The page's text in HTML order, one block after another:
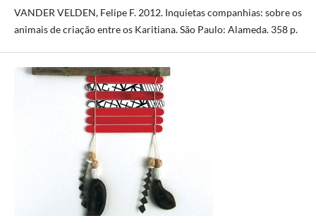
VANDER VELDEN, Felipe F. 2012. Inquietas companhias: sobre os
animais de criação entre os Karitiana. São Paulo: Alameda. 358 p.